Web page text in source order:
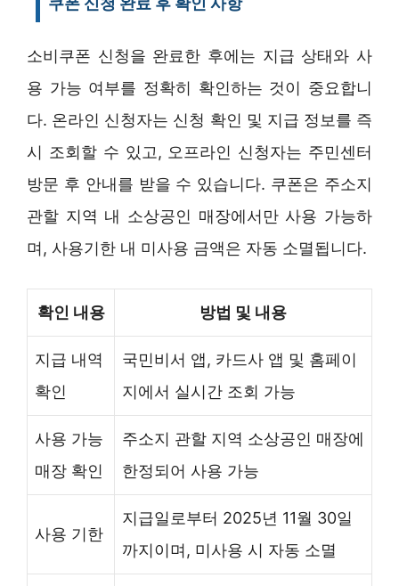
소비쿠폰 신청을 완료한 후에는 지급 상태와 사
용 가능 여부를 정확히 확인하는 것이 중요합니
다. 온라인 신청자는 신청 확인 및 지급 정보를 즉
시 조회할 수 있고, 오프라인 신청자는 주민센터
방문 후 안내를 받을 수 있습니다. 쿠폰은 주소지
관할 지역 내 소상공인 매장에서만 사용 가능하
며, 사용기한 내 미사용 금액은 자동 소멸됩니다.
확인 내용 방법 및 내용
지급 내역
확인
국민비서 앱, 카드사 앱 및 홈페이
지에서 실시간 조회 가능
사용 가능
매장 확인
주소지 관할 지역 소상공인 매장에
한정되어 사용 가능
사용 기한
지급일로부터 2025년 11월 30일
까지이며, 미사용 시 자동 소멸